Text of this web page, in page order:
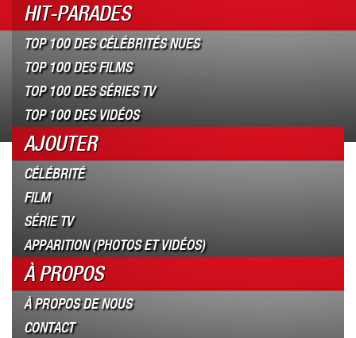
HIT-PARADES
TOP 100 DES CÉLÉBRITÉS NUES
TOP 100 DES FILMS
TOP 100 DES SÉRIES TV
TOP 100 DES VIDÉOS
AJOUTER
CÉLÉBRITÉ
FILM
SÉRIE TV
APPARITION (PHOTOS ET VIDÉOS)
À PROPOS
À PROPOS DE NOUS
CONTACT